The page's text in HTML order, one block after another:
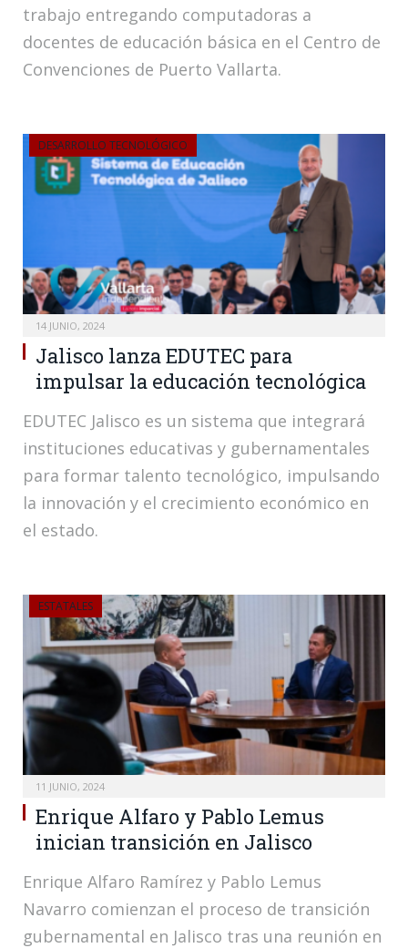
trabajo entregando computadoras a
docentes de educación básica en el Centro de
Convenciones de Puerto Vallarta.
DESARROLLO TECNOLÓGICO
14 JUNIO, 2024
Jalisco lanza EDUTEC para
impulsar la educación tecnológica
EDUTEC Jalisco es un sistema que integrará
instituciones educativas y gubernamentales
para formar talento tecnológico, impulsando
la innovación y el crecimiento económico en
el estado.
ESTATALES
11 JUNIO, 2024
Enrique Alfaro y Pablo Lemus
inician transición en Jalisco
Enrique Alfaro Ramírez y Pablo Lemus
Navarro comienzan el proceso de transición
gubernamental en Jalisco tras una reunión en